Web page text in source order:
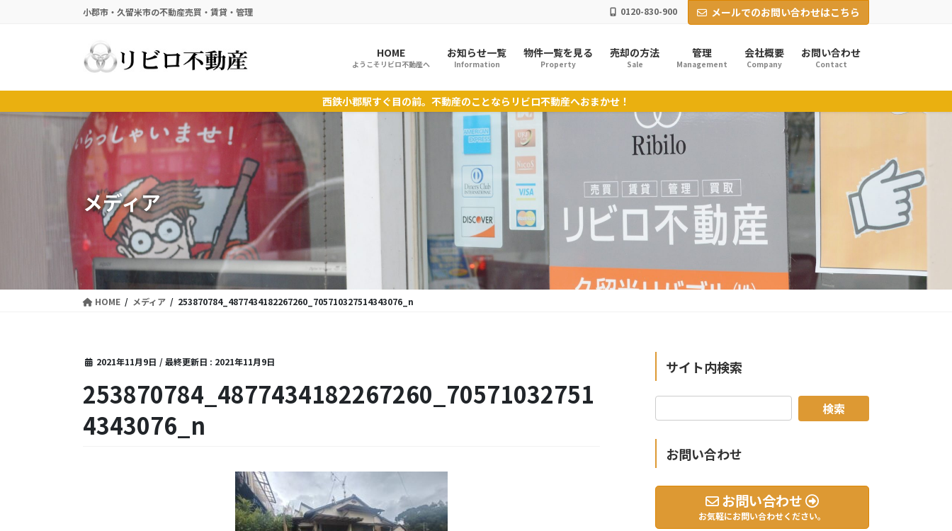
に
移
ョ
ン
小郡市・久留米市の不動産売買・賃貸・管理 0120-830-900 メールでのお問い合わせはこちら
HOME
ようこそリビロ不動産へ
お知らせ一覧
Information
物件一覧を見る
Property
売却の方法
Sale
管理
Management
会社概要
Company
お問い合わせ
Contact
西鉄小郡駅すぐ目の前。不動産のことならリビロ不動産へおまかせ！
メディア
HOME メディア 253870784_4877434182267260_705710327514343076_n
2021年11月9日 / 最終更新日 : 2021年11月9日
253870784_4877434182267260_70571032751
4343076_n
サイト内検索
お問い合わせ
お問い合わせ
お気軽にお問い合わせください。